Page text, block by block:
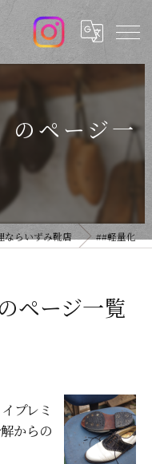
のページ一
ならいずみ靴店 ##軽量化
ページ一覧
プレミ
からの